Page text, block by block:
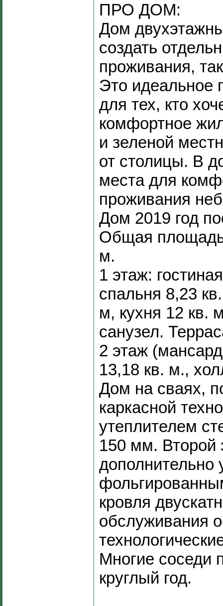
ПРО ДОМ:
Дом
создать
проживания,
Это идеальное
для тех, кто
комфортное
и зеленой
от столицы. В
места для
проживания
Дом 2019 год
Общая
м.
1 этаж:
спальня 8,23
м, кухня 12 кв.
санузел.
2 этаж
13,18 кв. м.,
Дом на сваях,
каркасной
утеплителем
150 мм. Второй
дополнительно
кровля
обслуживания
Многие соседи
круглый год.